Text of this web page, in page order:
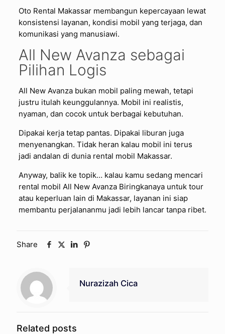
Oto Rental Makassar membangun kepercayaan lewat
konsistensi layanan, kondisi mobil yang terjaga, dan
komunikasi yang manusiawi.
All New Avanza sebagai
Pilihan Logis
All New Avanza bukan mobil paling mewah, tetapi
justru itulah keunggulannya. Mobil ini realistis,
nyaman, dan cocok untuk berbagai kebutuhan.
Dipakai kerja tetap pantas. Dipakai liburan juga
menyenangkan. Tidak heran kalau mobil ini terus
jadi andalan di dunia rental mobil Makassar.
Anyway, balik ke topik… kalau kamu sedang mencari
rental mobil All New Avanza Biringkanaya untuk tour
atau keperluan lain di Makassar, layanan ini siap
membantu perjalananmu jadi lebih lancar tanpa ribet.
Share
Nurazizah Cica
Related posts